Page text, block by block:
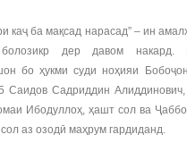
каҷ ба мақсад нарасад” – ин
болозикр дер давом накард.
бо ҳукми суди ноҳияи
Саидов Садриддин
Ибодуллоҳ, ҳашт сол ва
аз озодӣ маҳрум гардиданд.